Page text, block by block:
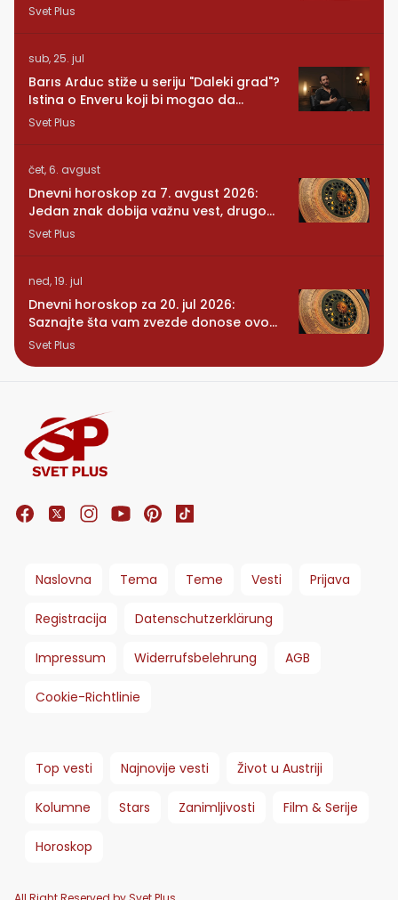
Svet Plus
sub, 25. jul
Barıs Arduc stiže u seriju "Daleki grad"?
Istina o Enveru koji bi mogao da
promeni sve
Svet Plus
čet, 6. avgust
Dnevni horoskop za 7. avgust 2026:
Jedan znak dobija važnu vest, drugom
se vraća osoba iz prošlosti
Svet Plus
ned, 19. jul
Dnevni horoskop za 20. jul 2026:
Saznajte šta vam zvezde donose ovog
ponedeljka
Svet Plus
Naslovna Tema Teme Vesti Prijava
Registracija Datenschutzerklärung
Impressum Widerrufsbelehrung AGB
Cookie-Richtlinie
Top vesti Najnovije vesti Život u Austriji
Kolumne Stars Zanimljivosti Film & Serije
Horoskop